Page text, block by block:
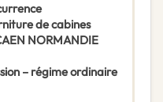
de cabines
NORMANDIE
– régime ordinaire